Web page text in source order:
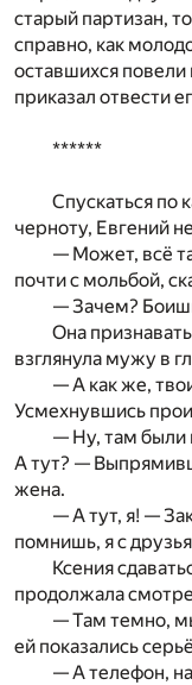
старый партизан,
справно, как
оставшихся повели
приказал отвести
******
Спускаться по
черноту, Евгений
— Может, всё
почти с мольбой,
— Зачем?
Она
взглянула мужу в
— А как же,
Усмехнувшись
— Ну, там были
А тут? —
жена.
— А тут, я! —
помнишь, я с
Ксения
продолжала
— Там темно,
ей показались
— А телефон,